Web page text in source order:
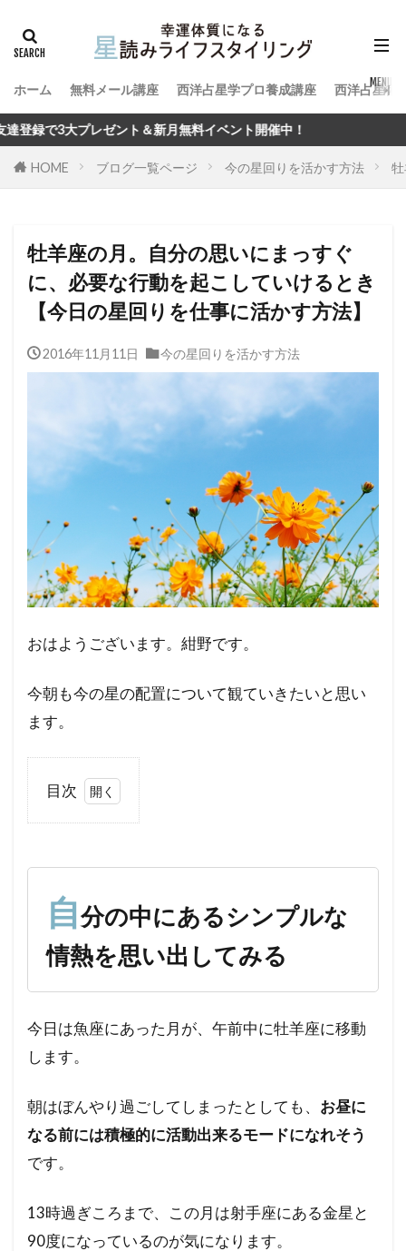
ホーム 無料メール講座 西洋占星学プロ養成講座 西洋占星術
新月無料イベント開催中！
HOME ブログ一覧ページ 今の星回りを活かす方法
牡羊座の月。自分の思いにまっすぐ
に、必要な行動を起こしていけるとき
【今日の星回りを仕事に活かす方法】
2016年11月11日 今の星回りを活かす方法
おはようございます。紺野です。
今朝も今の星の配置について観ていきたいと思い
ます。
目次
中
に
あ
る
シ
ン
ル
な
情
を
い
出
み
る
自分の中にあるシンプルな
情熱を思い出してみる
今日は魚座にあった月が、午前中に牡羊座に移動
します。
朝はぼんやり過ごしてしまったとしても、 お昼に
なる前には積極的に活動出来るモードになれそう
です。
13時過ぎころまで、この月は射手座にある金星と
90度になっているのが気になります。